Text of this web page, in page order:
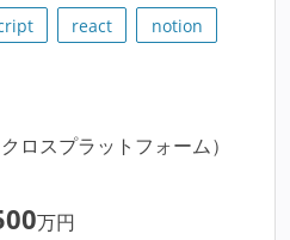
react
notion
ロスプラットフォーム）
万円